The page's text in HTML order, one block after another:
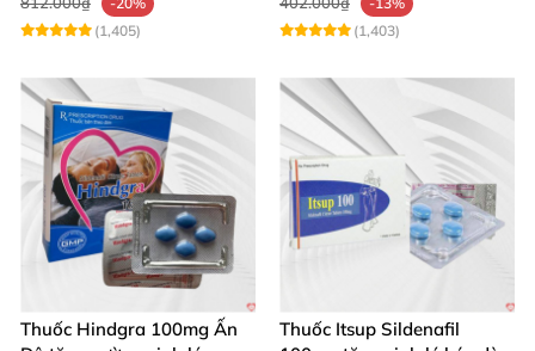
(1,405)
(1,403)
Thuốc Hindgra 100mg Ấn
Thuốc Itsup Sildenafil